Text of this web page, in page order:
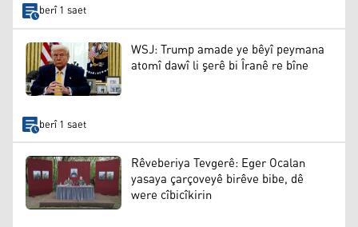
berî 1 saet
WSJ: Trump amade ye bêyî peymana
atomî dawî li şerê bi Îranê re bîne
berî 1 saet
Rêveberiya Tevgerê: Eger Ocalan
yasaya çarçoveyê birêve bibe, dê
were cîbicîkirin